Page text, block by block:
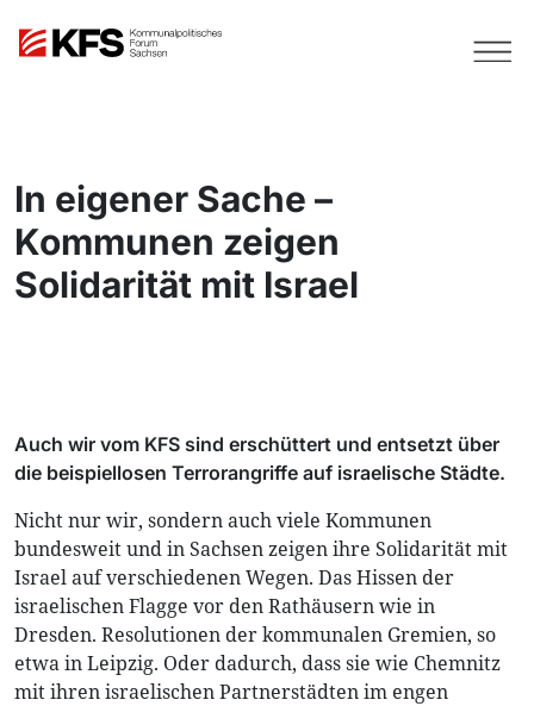
In eigener Sache –
Kommunen zeigen
Solidarität mit Israel
Auch wir vom KFS sind erschüttert und entsetzt über
die beispiellosen Terrorangriffe auf israelische Städte.
Nicht nur wir, sondern auch viele Kommunen
bundesweit und in Sachsen zeigen ihre Solidarität mit
Israel auf verschiedenen Wegen. Das Hissen der
israelischen Flagge vor den Rathäusern wie in
Dresden. Resolutionen der kommunalen Gremien, so
etwa in Leipzig. Oder dadurch, dass sie wie Chemnitz
mit ihren israelischen Partnerstädten im engen